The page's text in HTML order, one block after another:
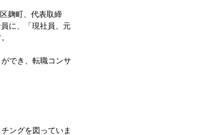
麹町、代表取締
に、「現社員、元
でき、転職コンサ
ングを図っていま